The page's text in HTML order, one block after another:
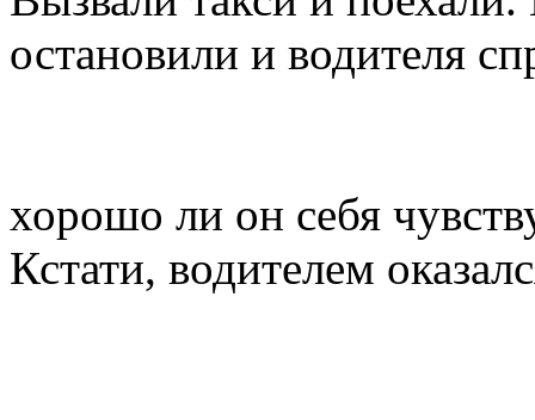
остановили и водителя
хорошо ли он себя
Кстати, водителем